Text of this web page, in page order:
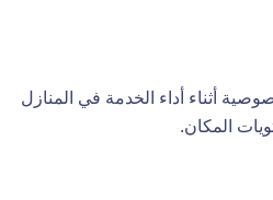
أثناء أداء الخدمة في المنازل
المكان.